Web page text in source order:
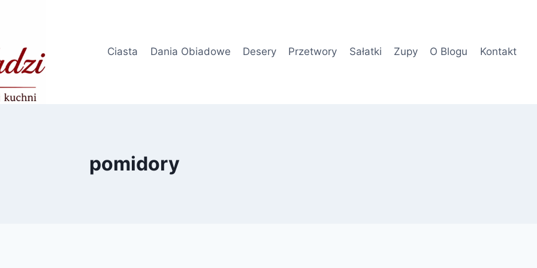
Ciasta
Dania Obiadowe Desery Przetwory Sałatki Zupy O Blogu Kontakt
pomidory